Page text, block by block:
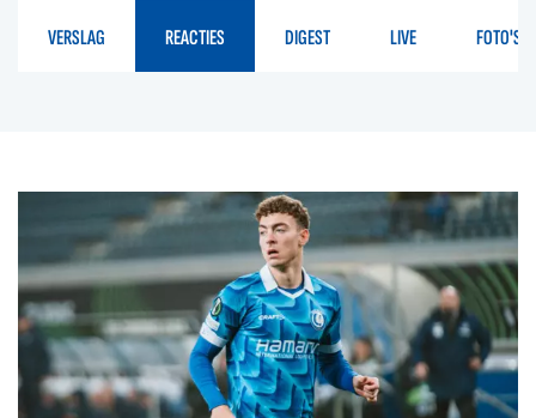
VERSLAG REACTIES DIGEST LIVE FOTO'S